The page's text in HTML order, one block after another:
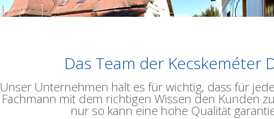
Das Team der Kecskeméter
Unser Unternehmen hält es für wichtig, dass für
Fachmann mit dem richtigen Wissen den Kunden
nur so kann eine hohe Qualität